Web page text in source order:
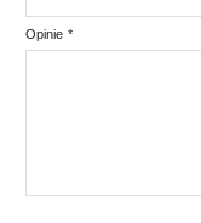
*
Opinie